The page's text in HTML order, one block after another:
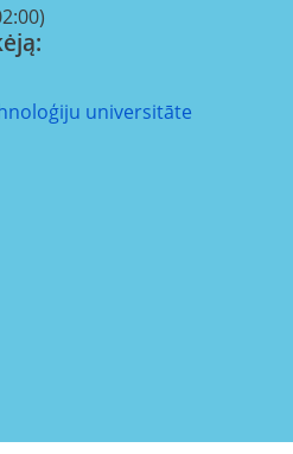
universitāte